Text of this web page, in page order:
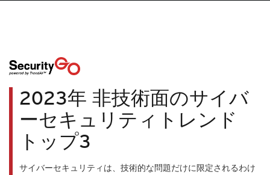
2023年 非技術面のサイバ
ーセキュリティトレンド
トップ3
サイバーセキュリティは、技術的な問題だけに限定されるわけ